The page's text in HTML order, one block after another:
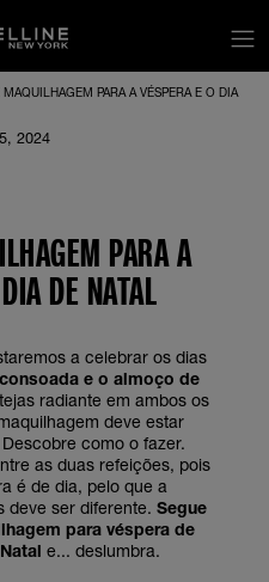
MAQUILHAGEM PARA A VÉSPERA E O DIA
2024
PARA A
DE NATAL
a celebrar os dias
e o almoço de
radiante em ambos os
deve estar
como o fazer.
as duas refeições, pois
é de dia, pelo que a
deve ser diferente. Segue
para véspera de
e... deslumbra.